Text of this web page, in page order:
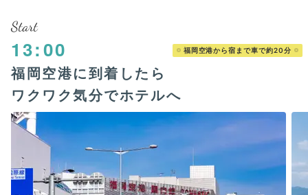
Start
13:00 福岡空港から宿まで車で約20分
福岡空港に到着したら
ワクワク気分でホテルへ